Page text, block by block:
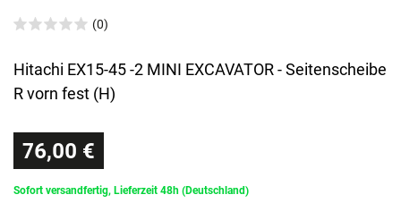
(0)
Hitachi EX15-45 -2 MINI EXCAVATOR - Seitenscheibe
R vorn fest (H)
76,00 €
Sofort versandfertig, Lieferzeit 48h (Deutschland)